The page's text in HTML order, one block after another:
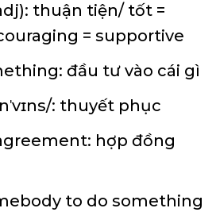
thuận tiện/ tốt =
= supportive
đầu tư vào cái gì
: thuyết phục
hợp đồng
to do something